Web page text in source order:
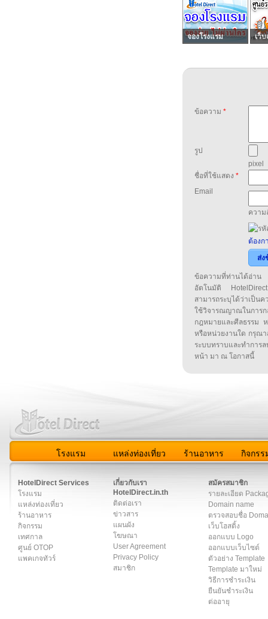
จองโรงแรม เว็บ
ข้อความ *
รูป
pixel
ชื่อที่ใช้แสดง *
Email
ความ
ต้องก
ส่ง
ข้อความที่ท่านได้อ่าน
อัตโนมัติ
สามารถระบุได้ว่าเป็น
ใช้วิจารณญาณในกา
กฎหมายและศีลธรรม
หรือหน่วยงานใด กรุณา
ระบบทราบและทำกา
หน้า มา ณ โอกาสนี้
โรงแรม แหล่งท่องเที่ยว ร้านอาหาร กิจกรร
HotelDirect Services
โรงแรม
แหล่งท่องเที่ยว
ร้านอาหาร
กิจกรรม
เทศกาล
ศูนย์ OTOP
แพคเกจทัวร์
เกี่ยวกับเรา
HotelDirect.in.th
ติดต่อเรา
ข่าวสาร
แผนผัง
โฆษณา
User Agreement
Privacy Policy
สมาชิก
สมัครสมาชิก
รายละเอียด
Domain name
ตรวจสอบชื่อ
เว็บโฮสติ้ง
ออกแบบ Logo
ออกแบบเว็บไซต์
ตัวอย่าง Template
Template มาใหม่
วิธีการชำระเงิน
ยืนยันชำระเงิน
ต่ออายุ